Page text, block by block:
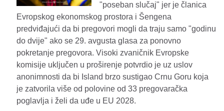
"poseban slučaj" jer je članica
Evropskog ekonomskog prostora i Šengena
predviđajući da bi pregovori mogli da traju samo "godinu
do dvije" ako se 29. avgusta glasa za ponovno
pokretanje pregovora. Visoki zvaničnik Evropske
komisije uključen u proširenje potvrdio je uz uslov
anonimnosti da bi Island brzo sustigao Crnu Goru koja
je zatvorila više od polovine od 33 pregovaračka
poglavlja i želi da uđe u EU 2028.